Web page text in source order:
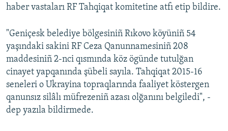
BLOGLAR
Русский
Українською
QOŞULIÑIZ!
haber vastaları RF Tahqiqat komitetine atfı etip bildire.
"Geniçesk belediye bölgesiniñ Rıkovo köyüniñ 54
yaşındaki sakini RF Ceza Qanunnamesiniñ 208
maddesiniñ 2-nci qısmında köz ögünde tutulğan
cinayet yapqanında şübeli sayıla. Tahqiqat 2015-16
seneleri o Ukrayina topraqlarında faaliyet köstergen
qanunsız silâlı müfrezeniñ azası olğanını belgiledi", -
dep yazıla bildirmede.